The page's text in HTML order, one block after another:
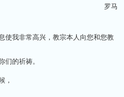
罗马
使我非常高兴，教宗本人向您和您教
们的祈祷。
，